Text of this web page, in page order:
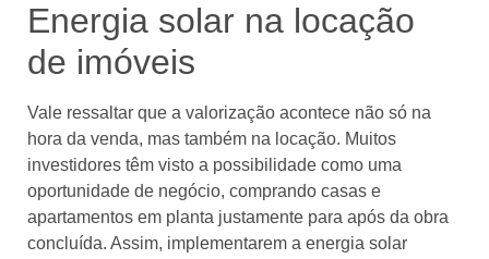
Energia solar na locação
de imóveis
Vale ressaltar que a valorização acontece não só na
hora da venda, mas também na locação. Muitos
investidores têm visto a possibilidade como uma
oportunidade de negócio, comprando casas e
apartamentos em planta justamente para após da obra
concluída. Assim, implementarem a energia solar